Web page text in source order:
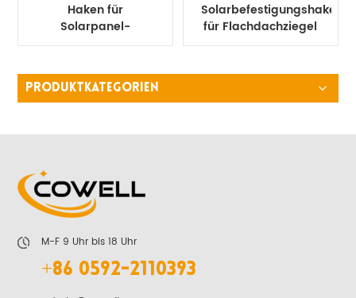
Haken für
Solarpanel-
Dachziegel
Solarbefestigungshaken
für Flachdachziegel
PRODUKTKATEGORIEN
M-F 9 Uhr bis 18 Uhr
+86 0592-2110393